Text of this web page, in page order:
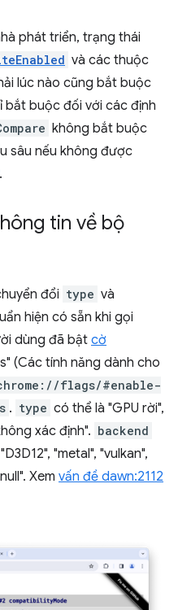
phát triển, trạng thái
và các thuộc
lúc nào cũng bắt buộc
bắt buộc đối với các định
không bắt buộc
sâu nếu không được
.
tin về bộ
đổi type và
hiện có sẵn khi gọi
dùng đã bật cờ
(Các tính năng dành cho
flags/#enable-
. type có thể là "GPU rời",
xác định". backend
"metal", "vulkan",
Xem vấn đề dawn:2112